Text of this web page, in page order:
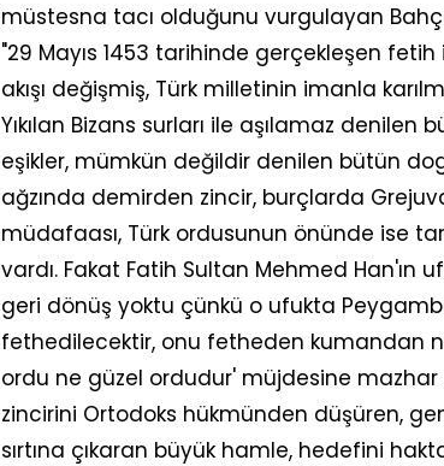
müstesna tacı olduğunu vurgulayan
"29 Mayıs 1453 tarihinde gerçekleşen fetih
akışı değişmiş, Türk milletinin imanla
Yıkılan Bizans surları ile aşılamaz
eşikler, mümkün değildir denilen bütün
ağzında demirden zincir, burçlarda
müdafaası, Türk ordusunun önünde ise
vardı. Fakat Fatih Sultan Mehmed Han'ın
geri dönüş yoktu çünkü o ufukta
fethedilecektir, onu fetheden kumandan
ordu ne güzel ordudur' müjdesine mazhar
zincirini Ortodoks hükmünden düşüren,
sırtına çıkaran büyük hamle, hedefini